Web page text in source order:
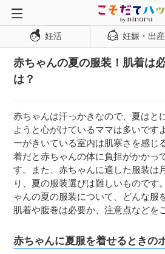
トップページ
妊活
妊娠・出産
妊娠初期
妊娠中期
妊娠後期
出産
子育て・育児
１歳児
妊活 妊娠・出産
赤ちゃんの夏の服装！肌着は
は？
赤ちゃんは汗っかきなので、夏はと
ようと心がけているママは多いです
ーがきいている室内は肌寒さを感じ
着だと赤ちゃんの体に負担がかかっ
す。また、赤ちゃんに適した服装は
り、夏の服装選びは難しいものです
ゃんの夏の服装について、どんな服
肌着や腹巻は必要か、注意点などを
赤ちゃんに夏服を着せるときの